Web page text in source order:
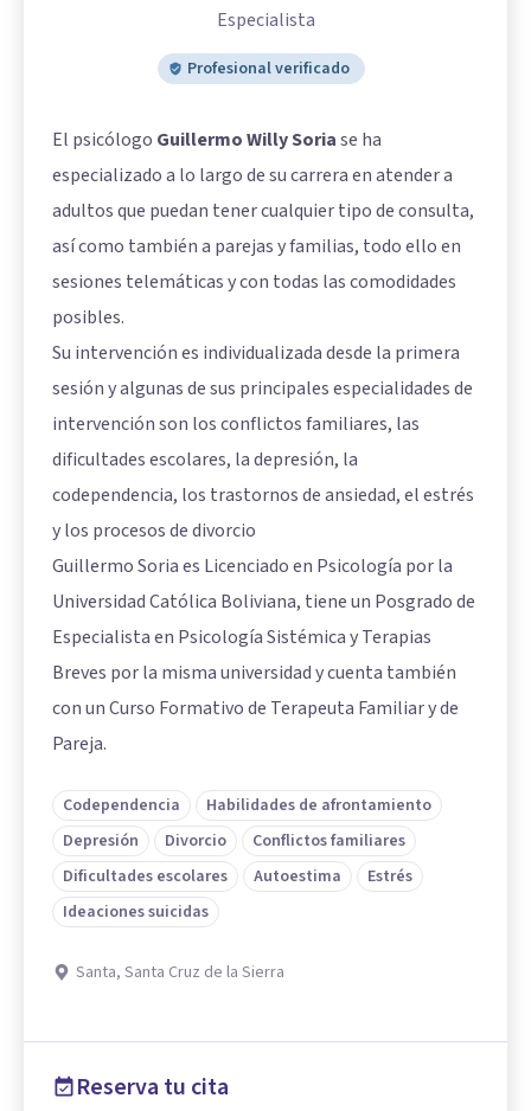
Especialista
Profesional verificado
El psicólogo Guillermo Willy Soriase ha
especializado a lo largo de su carrera en atender a
adultos que puedan tener cualquier tipo de consulta,
así como también a parejas y familias, todo ello en
sesiones telemáticas y con todas las comodidades
posibles.
Su intervención es individualizada desde la primera
sesión y algunas de sus principales especialidades de
intervención son los conflictos familiares, las
dificultades escolares, la depresión, la
codependencia, los trastornos de ansiedad, el estrés
y los procesos de divorcio
Guillermo Soria es Licenciado en Psicología por la
Universidad Católica Boliviana, tiene un Posgrado de
Especialista en Psicología Sistémica y Terapias
Breves por la misma universidad y cuenta también
con un Curso Formativo de Terapeuta Familiar y de
Pareja.
Codependencia
Habilidades de afrontamiento
Depresión
Divorcio
Conflictos familiares
Dificultades escolares
Autoestima
Estrés
Ideaciones suicidas
Santa, Santa Cruz de la Sierra
Reserva tu cita